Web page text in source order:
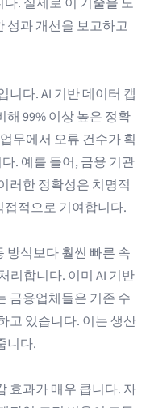
성과 개선을 보고하고
니다. AI 기반 데이터 캡
99% 이상 높은 정확
무에서 오류 건수가 획
. 예를 들어, 금융 기관
러한 정확성은 치명적
적으로 기여합니다.
방식보다 훨씬 빠른 속
리합니다. 이미 AI 기반
금융업체들은 기존 수
고 있습니다. 이는 생산
니다.
효과가 매우 큽니다. 자